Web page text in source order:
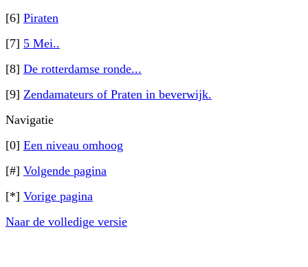
[6] Piraten
[7] 5 Mei..
[8] De rotterdamse ronde...
[9] Zendamateurs of Praten in beverwijk.
Navigatie
[0] Een niveau omhoog
[#] Volgende pagina
[*] Vorige pagina
Naar de volledige versie